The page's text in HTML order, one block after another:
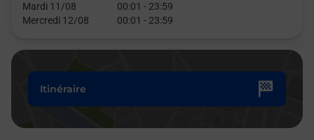
Mardi 11/08
00:01 - 23:59
Mercredi 12/08
00:01 - 23:59
Itinéraire